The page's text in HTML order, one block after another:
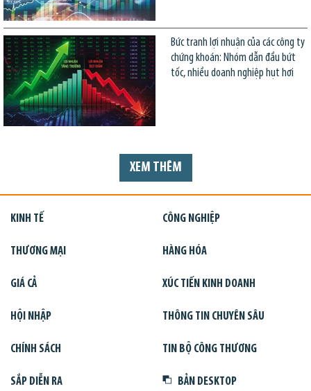
Bức tranh lợi nhuận của các công ty
chứng khoán: Nhóm dẫn đầu bứt
tốc, nhiều doanh nghiệp hụt hơi
XEM THÊM
KINH TẾ CÔNG NGHIỆP
THƯƠNG MẠI HÀNG HÓA
GIÁ CẢ XÚC TIẾN KINH DOANH
HỘI NHẬP THÔNG TIN CHUYÊN SÂU
CHÍNH SÁCH TIN BỘ CÔNG THƯƠNG
SẮP DIỄN RA BẢN DESKTOP